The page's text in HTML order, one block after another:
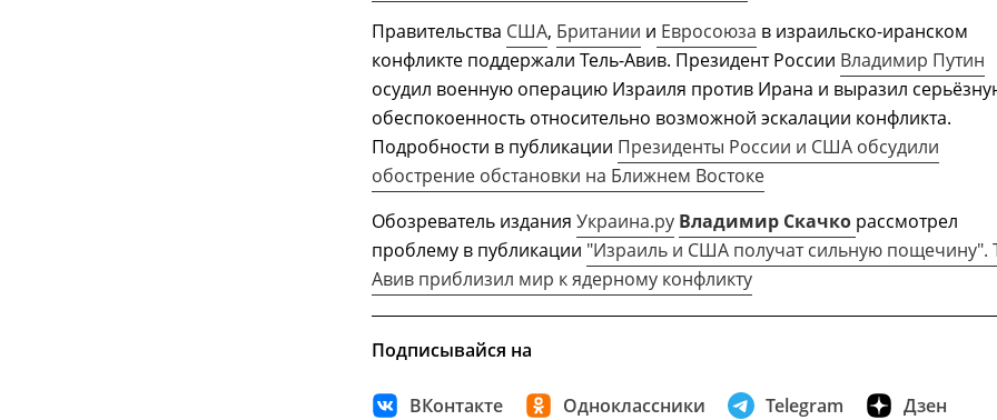
Правительства США, Британии и Евросоюза в израильско-иранском
конфликте поддержали Тель-Авив. Президент России Владимир Путин
осудил военную операцию Израиля против Ирана и выразил
обеспокоенность относительно возможной эскалации конфликта.
Подробности в публикации Президенты России и США обсудили
обострение обстановки на Ближнем Востоке
Обозреватель издания Украина.ру Владимир Скачко рассмотрел
проблему в публикации "Израиль и США получат сильную пощечину".
Авив приблизил мир к ядерному конфликту
Подписывайся на
ВКонтакте Одноклассники Telegram Дзен